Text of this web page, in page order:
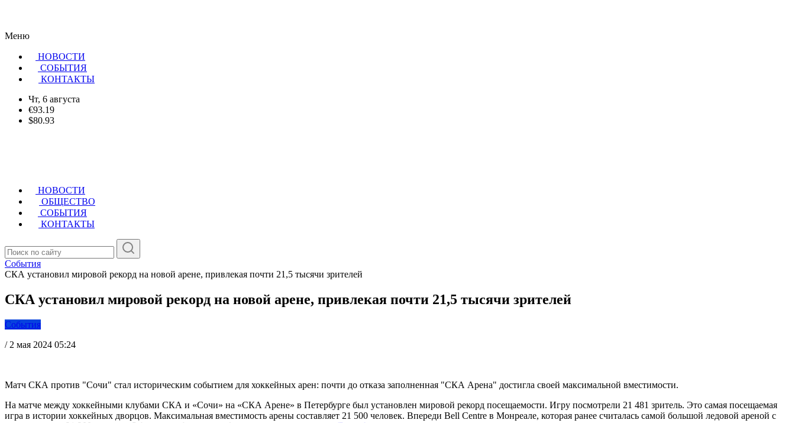
Меню
НОВОСТИ
CОБЫТИЯ
КОНТАКТЫ
Чт, 6 августа
€93.19
$80.93
НОВОСТИ
ОБЩЕСТВО
СОБЫТИЯ
КОНТАКТЫ
События
СКА установил мировой рекорд на новой арене, привлекая почти 21,5 тысячи зрителей
СКА установил мировой рекорд на новой арене, привлекая почти 21,5 тысячи зрителей
События
/ 2 мая 2024 05:24
Матч СКА против "Сочи" стал историческим событием для хоккейных арен: почти до отказа заполненная "СКА Арена" достигла своей максимальной вместимости.
На матче между хоккейными клубами СКА и «Сочи» на «СКА Арене» в Петербурге был установлен мировой рекорд посещаемости. Игру посмотрели 21 481 зритель. Это самая посещаемая
игра в истории хоккейных дворцов. Максимальная вместимость арены составляет 21 500 человек. Впереди Bell Centre в Монреале, которая ранее считалась самой большой ледовой ареной с